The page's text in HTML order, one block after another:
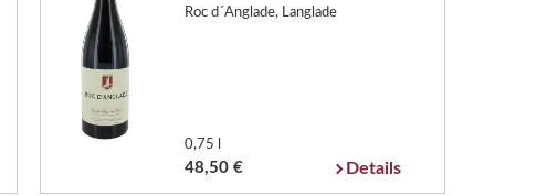
Roc d´Anglade, Langlade
0,75 l
48,50 € Details